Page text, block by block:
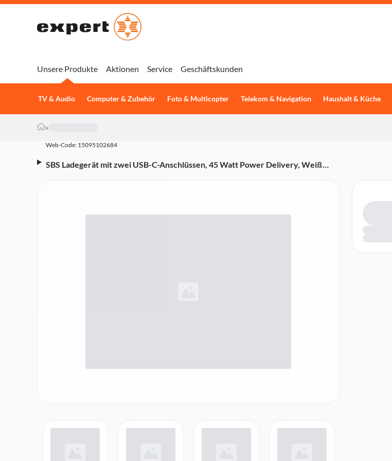
Unsere Produkte
TV & Audio Computer & Zubehör Foto & Multicopter Telekom & Navigation Haushalt & Küche
Aktionen Service Geschäftskunden
»
Web-Code: 15095102684
SBS Ladegerät mit zwei USB-C-Anschlüssen, 45 Watt Power Delivery, Weiß